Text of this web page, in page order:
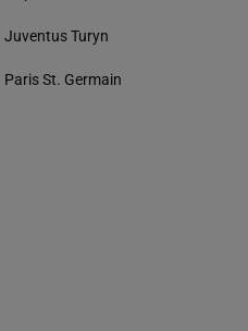
Juventus Turyn
Paris St. Germain